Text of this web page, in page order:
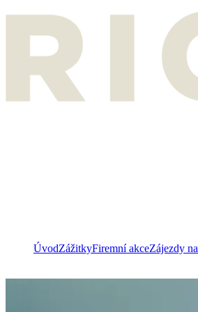
ÚvodZážitkyFiremní akceZájezdy